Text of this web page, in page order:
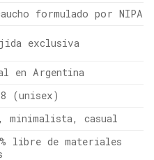
formulado por NIPA
exclusiva
en Argentina
(unisex)
minimalista, casual
libre de materiales